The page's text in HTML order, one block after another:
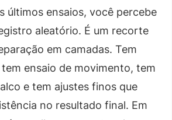
últimos ensaios, você percebe
aleatório. É um recorte
em camadas. Tem
ensaio de movimento, tem
e tem ajustes finos que
no resultado final. Em